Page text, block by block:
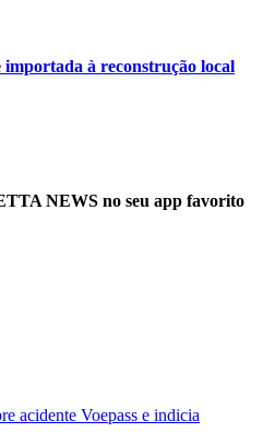
à reconstrução local
NEWS no seu app favorito